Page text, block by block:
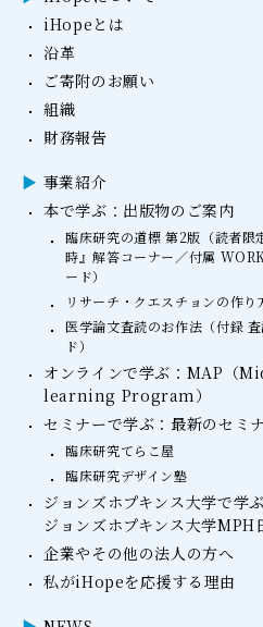
iHopeとは
沿革
ご寄附のお願い
組織
財務報告
事業紹介
本で学ぶ：出版物のご案内
臨床研究の道標 第2版（読者限
時』解答コーナー／付属
ード）
リサーチ・クエスチョンの作り
医学論文査読のお作法（付録
ド）
オンラインで学ぶ：MAP（
learning Program）
セミナーで学ぶ：最新のセミ
臨床研究てらこ屋
臨床研究デザイン塾
ジョンズホプキンス大学で学ぶ
ジョンズホプキンス大学MPH
企業やその他の法人の方へ
私がiHopeを応援する理由